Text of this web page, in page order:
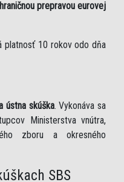
prepravou eurovej
platnosť 10 rokov odo dňa
ústna skúška. Vykonáva sa
Ministerstva vnútra,
zboru a okresného
SBS